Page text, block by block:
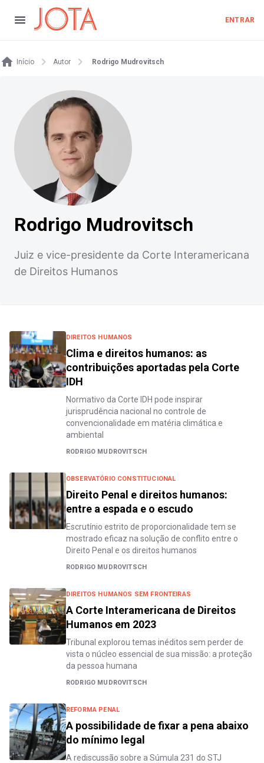
ENTRAR
Início Autor Rodrigo Mudrovitsch
Rodrigo Mudrovitsch
Juiz e vice-presidente da Corte Interamericana
de Direitos Humanos
DIREITOS HUMANOS
Clima e direitos humanos: as
contribuições aportadas pela Corte
IDH
Normativo da Corte IDH pode inspirar
jurisprudência nacional no controle de
convencionalidade em matéria climática e
ambiental
RODRIGO MUDROVITSCH
OBSERVATÓRIO CONSTITUCIONAL
Direito Penal e direitos humanos:
entre a espada e o escudo
Escrutínio estrito de proporcionalidade tem se
mostrado eficaz na solução de conflito entre o
Direito Penal e os direitos humanos
RODRIGO MUDROVITSCH
DIREITOS HUMANOS SEM FRONTEIRAS
A Corte Interamericana de Direitos
Humanos em 2023
Tribunal explorou temas inéditos sem perder de
vista o núcleo essencial de sua missão: a proteção
da pessoa humana
RODRIGO MUDROVITSCH
REFORMA PENAL
A possibilidade de fixar a pena abaixo
do mínimo legal
A rediscussão sobre a Súmula 231 do STJ